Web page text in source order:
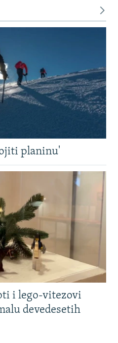
planinu'
i lego-vitezovi
devedesetih